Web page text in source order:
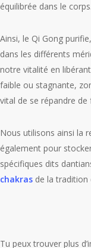
équilibrée dans le corps.
Ainsi, le Qi Gong
dans les différents
notre vitalité en
faible ou stagnante,
vital de se répandre
Nous utilisons ainsi la
également pour
spécifiques dits
chakras de la tradition
Tu peux trouver plus